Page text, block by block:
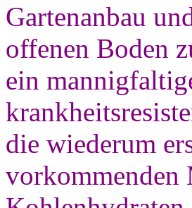
Gartenanbau
offenen Boden
ein
die wiederum